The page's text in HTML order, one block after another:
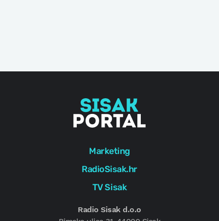
Marketing
RadioSisak.hr
TV Sisak
Radio Sisak d.o.o